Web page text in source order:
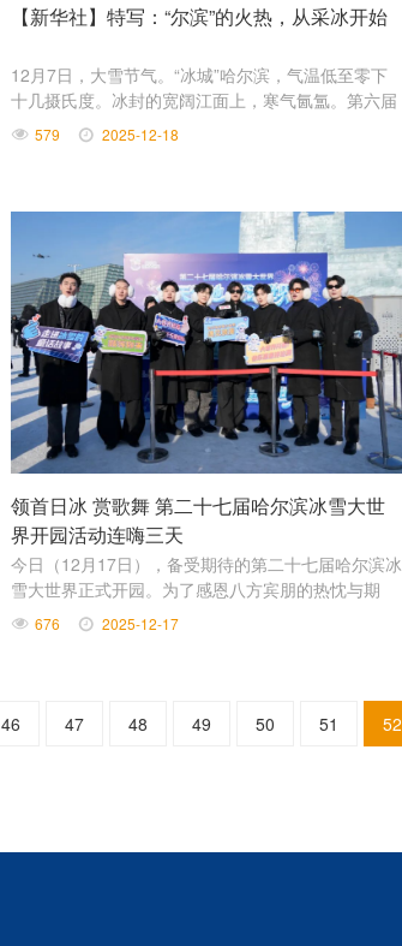
【新华社】特写：“尔滨”的火热，从采冰开始
12月7日，大雪节气。“冰城”哈尔滨，气温低至零下
十几摄氏度。冰封的宽阔江面上，寒气氤氲。第六届
哈尔滨采冰节应声启幕，这场独具民俗特色的古老仪
式，拉开了今冬文旅盛宴的序曲。
579 2025-12-18
领首日冰 赏歌舞 第二十七届哈尔滨冰雪大世
界开园活动连嗨三天
今日（12月17日），备受期待的第二十七届哈尔滨冰
雪大世界正式开园。为了感恩八方宾朋的热忱与期
待，哈尔滨冰雪大世界精心筹备系列特色活动，以冰
为媒、以雪为礼，与游客共赴这场北国的冬日狂欢。
676 2025-12-17
46 47 48 49 50 51 52